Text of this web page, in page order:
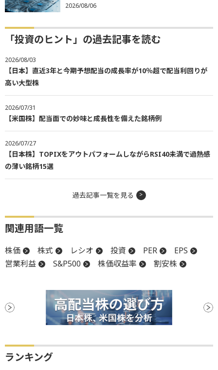
2026/08/06
「投資のヒント」の過去記事を読む
2026/08/03
【日本】直近3年と今期予想配当の成長率が10％超で配当利回りが
高い大型株
2026/07/31
【米国株】配当面での妙味と成長性を備えた銘柄例
2026/07/27
【日本株】TOPIXをアウトパフォームしながらRSI40未満で過熱感
の薄い銘柄15選
過去記事一覧を見る
関連用語一覧
株価 株式 レシオ 投資 PER
EPS
営業利益
S&P500 株価収益率 割安株
ランキング